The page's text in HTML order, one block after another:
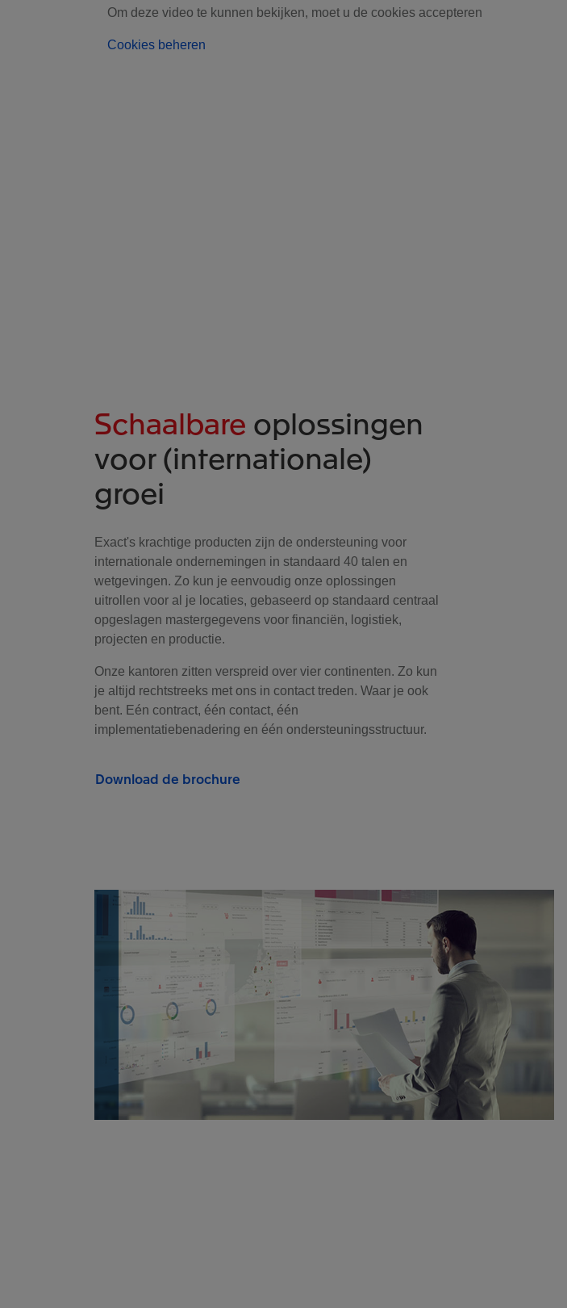
Om deze video te kunnen bekijken, moet u de cookies accepteren
Cookies beheren
Schaalbare oplossingen
voor (internationale)
groei
Exact's krachtige producten zijn de ondersteuning voor
internationale ondernemingen in standaard 40 talen en
wetgevingen. Zo kun je eenvoudig onze oplossingen
uitrollen voor al je locaties, gebaseerd op standaard centraal
opgeslagen mastergegevens voor financiën, logistiek,
projecten en productie.
Onze kantoren zitten verspreid over vier continenten. Zo kun
je altijd rechtstreeks met ons in contact treden. Waar je ook
bent. Eén contract, één contact, één
implementatiebenadering en één ondersteuningsstructuur.
Download de brochure